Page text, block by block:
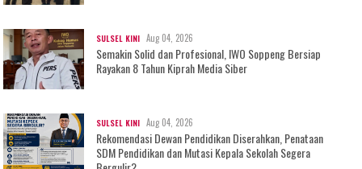
SULSEL KINI Aug 04, 2026
Semakin Solid dan Profesional, IWO Soppeng Bersiap
Rayakan 8 Tahun Kiprah Media Siber
SULSEL KINI Aug 04, 2026
Rekomendasi Dewan Pendidikan Diserahkan, Penataan
SDM Pendidikan dan Mutasi Kepala Sekolah Segera